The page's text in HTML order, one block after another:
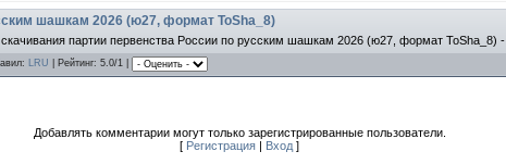
шашкам 2026 (ю27, формат ToSha_8)
партии первенства России по русским шашкам 2026 (ю27, формат ToSha_8) -
: LRU Рейтинг: 5.0/1 |
Добавлять комментарии могут только зарегистрированные пользователи.
[ Регистрация | Вход ]